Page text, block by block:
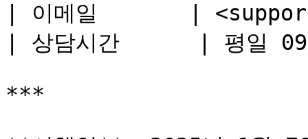
| 이메일       |
| 상담시간      | 평일
***